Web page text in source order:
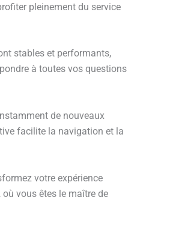
pleinement du service
stables et performants,
à toutes vos questions
de nouveaux
facilite la navigation et la
votre expérience
vous êtes le maître de